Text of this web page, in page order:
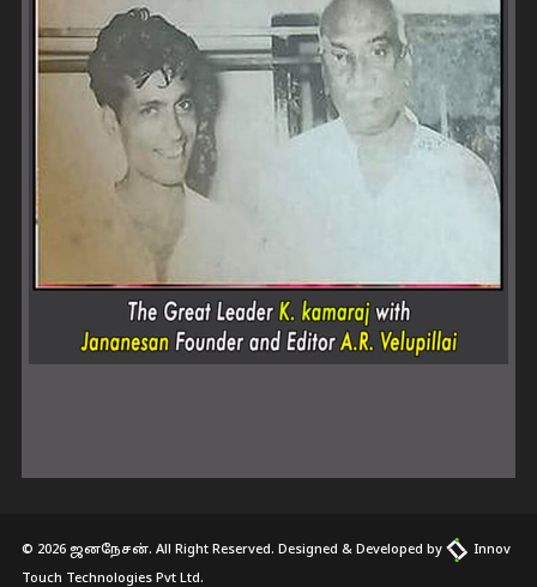
© 2026 ஜனநேசன். All Right Reserved. Designed & Developed by
Innov
Touch Technologies Pvt Ltd.